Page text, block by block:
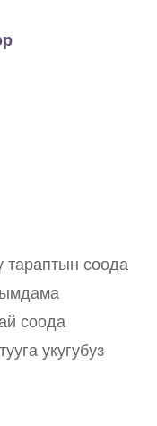
тараптын соода
соода
укугубуз